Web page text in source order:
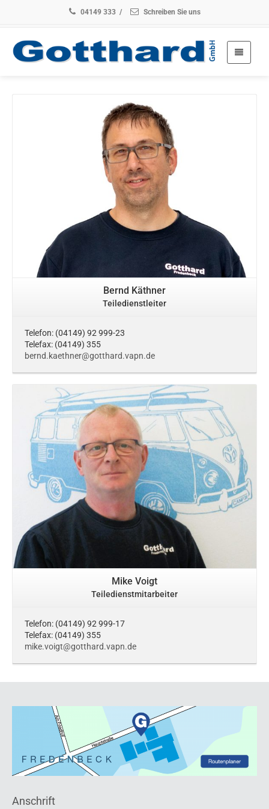
04149 333 / Schreiben Sie uns
Bernd Käthner
Teiledienstleiter
Telefon: (04149) 92 999-23
Telefax: (04149) 355
bernd.kaethner@gotthard.vapn.de
Mike Voigt
Teiledienstmitarbeiter
Telefon: (04149) 92 999-17
Telefax: (04149) 355
mike.voigt@gotthard.vapn.de
Anschrift